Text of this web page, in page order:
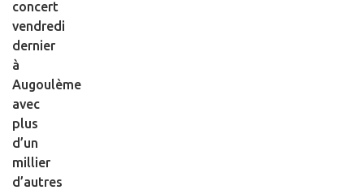
concert
vendredi
dernier
à
Augoulème
avec
plus
d’un
millier
d’autres